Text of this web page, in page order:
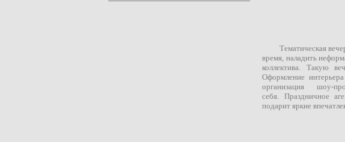
Тематическая
время, наладить
коллектива. Такую
Оформление
организация шоу-
себя. Праздничное
подарит яркие